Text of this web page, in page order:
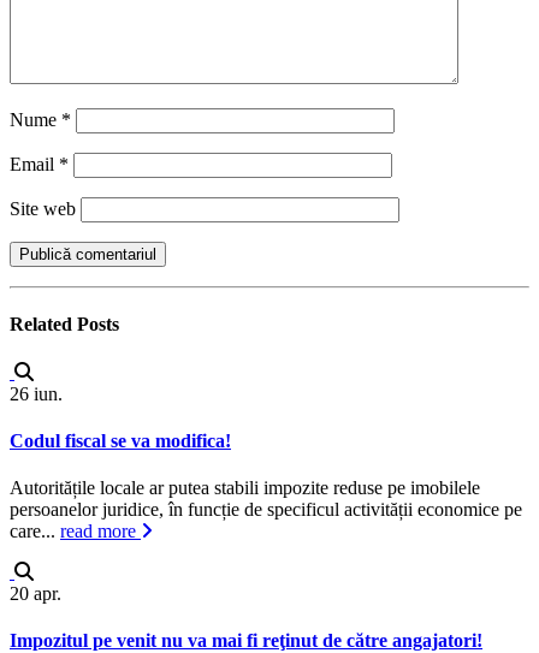
Nume *
Email *
Site web
Related Posts
26 iun.
Codul fiscal se va modifica!
Autoritățile locale ar putea stabili impozite reduse pe imobilele
persoanelor juridice, în funcție de specificul activității economice pe
care... read more
20 apr.
Impozitul pe venit nu va mai fi reţinut de către angajatori!